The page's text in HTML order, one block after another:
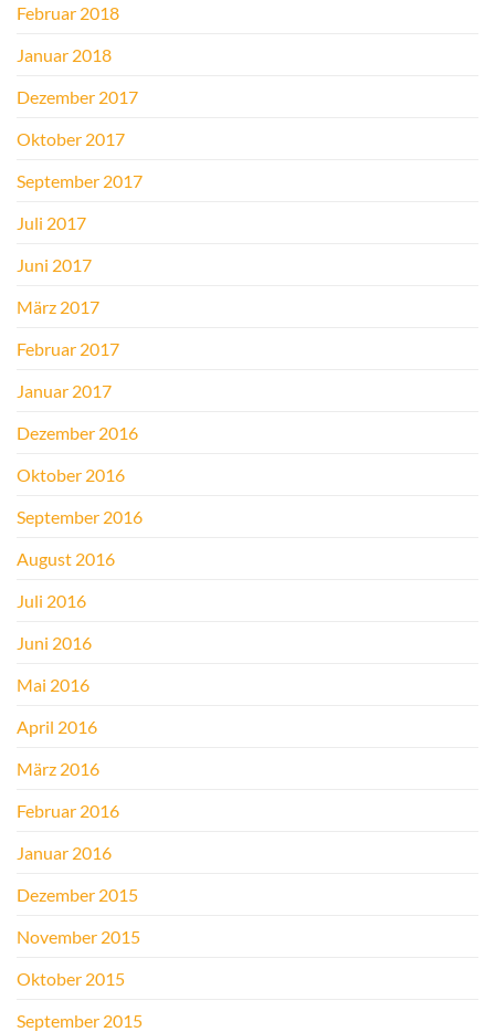
Februar 2018
Januar 2018
Dezember 2017
Oktober 2017
September 2017
Juli 2017
Juni 2017
März 2017
Februar 2017
Januar 2017
Dezember 2016
Oktober 2016
September 2016
August 2016
Juli 2016
Juni 2016
Mai 2016
April 2016
März 2016
Februar 2016
Januar 2016
Dezember 2015
November 2015
Oktober 2015
September 2015